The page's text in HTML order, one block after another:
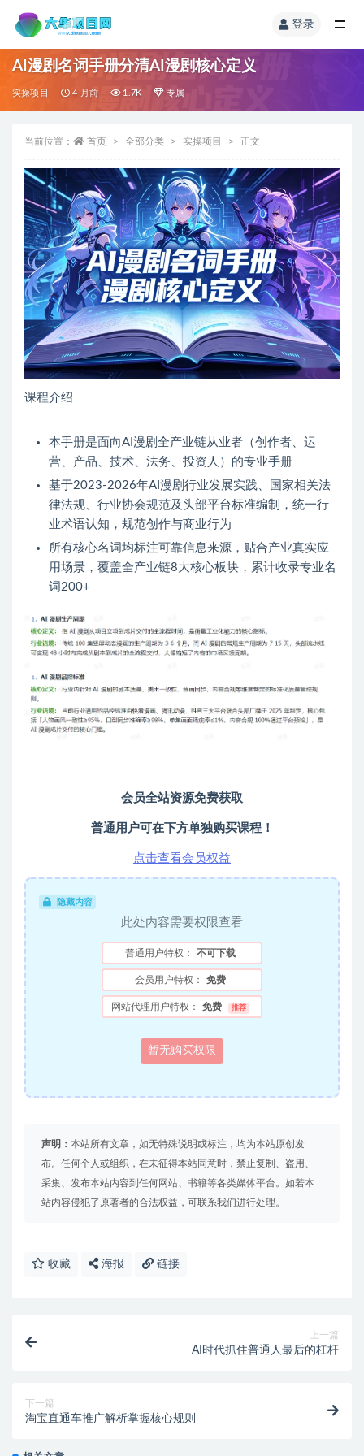
登录
AI漫剧名词手册分清AI漫剧核心定义
实操项目 4 月前 1.7K 专属
当前位置： 首页 全部分类 实操项目 正文
课程介绍
本手册是面向AI漫剧全产业链从业者（创作者、运
营、产品、技术、法务、投资人）的专业手册
基于2023-2026年AI漫剧行业发展实践、国家相关法
律法规、行业协会规范及头部平台标准编制，统一行
业术语认知，规范创作与商业行为
所有核心名词均标注可靠信息来源，贴合产业真实应
用场景，覆盖全产业链8大核心板块，累计收录专业名
词200+
会员全站资源免费获取
普通用户可在下方单独购买课程！
点击查看会员权益
隐藏内容
此处内容需要权限查看
普通用户特权： 不可下载
会员用户特权： 免费
网站代理用户特权： 免费 推荐
暂无购买权限
声明： 本站所有文章，如无特殊说明或标注，均为本站原创发
布。任何个人或组织，在未征得本站同意时，禁止复制、盗用、
采集、发布本站内容到任何网站、书籍等各类媒体平台。如若本
站内容侵犯了原著者的合法权益，可联系我们进行处理。
收藏 海报 链接
上一篇
AI时代抓住普通人最后的杠杆
下一篇
淘宝直通车推广解析掌握核心规则